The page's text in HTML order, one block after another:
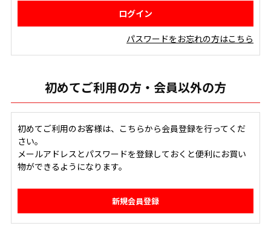
パスワードをお忘れの方はこちら
初めてご利用の方・会員以外の方
初めてご利用のお客様は、こちらから会員登録を行ってくだ
さい。
メールアドレスとパスワードを登録しておくと便利にお買い
物ができるようになります。